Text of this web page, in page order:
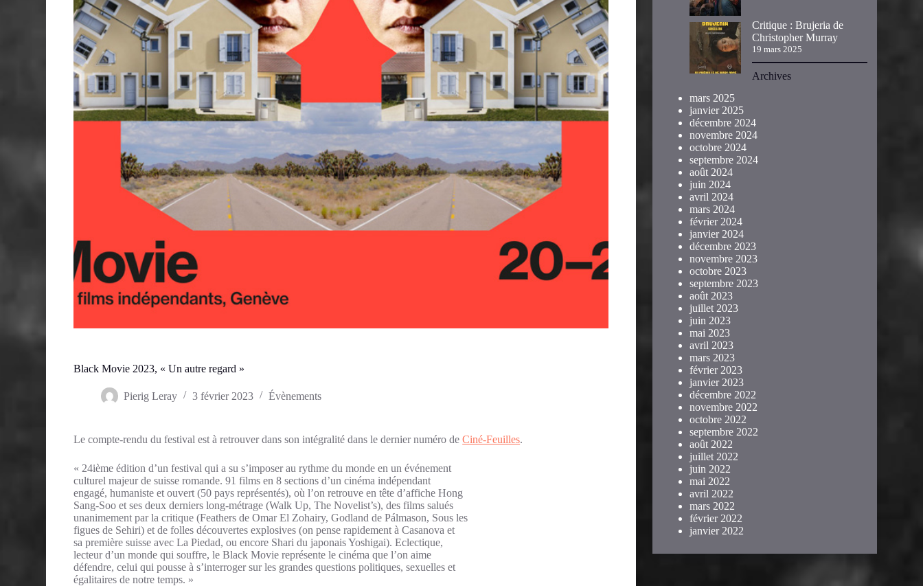
Black Movie 2023, « Un autre regard »
Pierig Leray 3 février 2023 Évènements
Le compte-rendu du festival est à retrouver dans son intégralité dans le dernier numéro deCiné-Feuilles.
« 24ième édition d’un festival qui a su s’imposer au rythme du monde en un événement
culturel majeur de suisse romande. 91 films en 8 sections d’un cinéma indépendant
engagé, humaniste et ouvert (50 pays représentés), où l’on retrouve en tête d’affiche Hong
Sang-Soo et ses deux derniers long-métrage (Walk Up, The Novelist’s), des films salués
unanimement par la critique (Feathers de Omar El Zohairy, Godland de Pálmason, Sous les
figues de Sehiri) et de folles découvertes explosives (on pense rapidement à Casanova et
sa première suisse avec La Piedad, ou encore Shari du japonais Yoshigai). Eclectique,
lecteur d’un monde qui souffre, le Black Movie représente le cinéma que l’on aime
défendre, celui qui pousse à s’interroger sur les grandes questions politiques, sexuelles et
égalitaires de notre temps. »
Critique : Brujeria de
Christopher Murray
19 mars 2025
Archives
mars 2025
janvier 2025
décembre 2024
novembre 2024
octobre 2024
septembre 2024
août 2024
juin 2024
avril 2024
mars 2024
février 2024
janvier 2024
décembre 2023
novembre 2023
octobre 2023
septembre 2023
août 2023
juillet 2023
juin 2023
mai 2023
avril 2023
mars 2023
février 2023
janvier 2023
décembre 2022
novembre 2022
octobre 2022
septembre 2022
août 2022
juillet 2022
juin 2022
mai 2022
avril 2022
mars 2022
février 2022
janvier 2022